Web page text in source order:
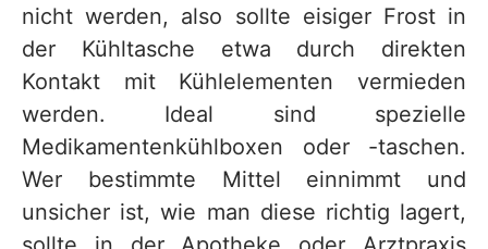
nicht werden, also sollte eisiger Frost in
der Kühltasche etwa durch direkten
Kontakt mit Kühlelementen vermieden
werden. Ideal sind spezielle
Medikamentenkühlboxen oder -taschen.
Wer bestimmte Mittel einnimmt und
unsicher ist, wie man diese richtig lagert,